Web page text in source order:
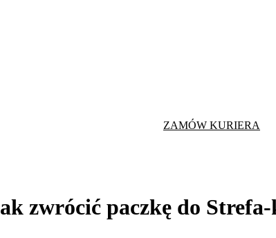
ZAMÓW KURIERA
zwrócić paczkę do